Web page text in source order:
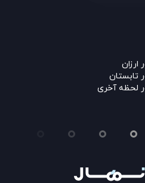
ارزان
تابستان
لحظه آخری